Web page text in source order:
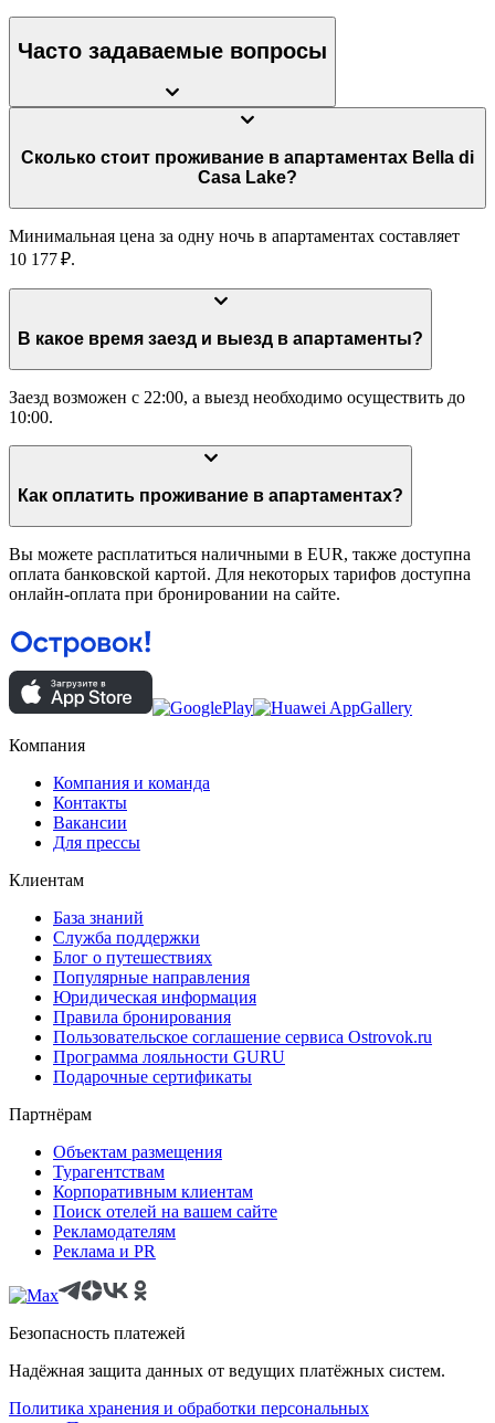
Часто задаваемые вопросы
Сколько стоит проживание в апартаментах Bella di
Casa Lake?
Минимальная цена за одну ночь в апартаментах составляет
10 177 ₽.
В какое время заезд и выезд в апартаменты?
Заезд возможен с 22:00, а выезд необходимо осуществить до
10:00.
Как оплатить проживание в апартаментах?
Вы можете расплатиться наличными в EUR, также доступна
оплата банковской картой. Для некоторых тарифов доступна
онлайн-оплата при бронировании на сайте.
Компания
Компания и команда
Контакты
Вакансии
Для прессы
Клиентам
База знаний
Служба поддержки
Блог о путешествиях
Популярные направления
Юридическая информация
Правила бронирования
Пользовательское соглашение сервиса Ostrovok.ru
Программа лояльности GURU
Подарочные сертификаты
Партнёрам
Объектам размещения
Турагентствам
Корпоративным клиентам
Поиск отелей на вашем сайте
Рекламодателям
Реклама и PR
Безопасность платежей
Надёжная защита данных от ведущих платёжных систем.
Политика хранения и обработки персональных